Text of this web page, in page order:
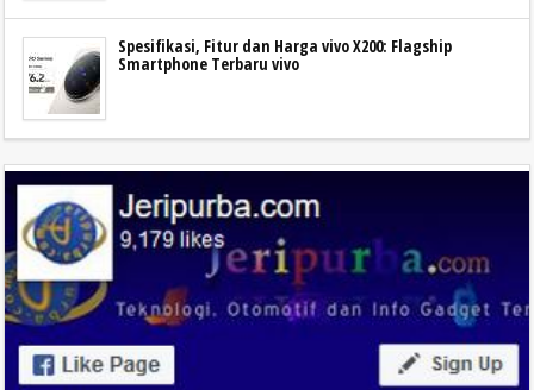
Spesifikasi, Fitur dan Harga vivo X200: Flagship
Smartphone Terbaru vivo